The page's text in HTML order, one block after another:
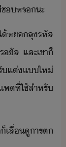
​หร​ะ
ห​ลุ​รหัส​
ล​ ​และ​เขา​็​
แต่​แ​ให่​
ที่​ใช้​สำหรั​
เลื่​ูา​รต​